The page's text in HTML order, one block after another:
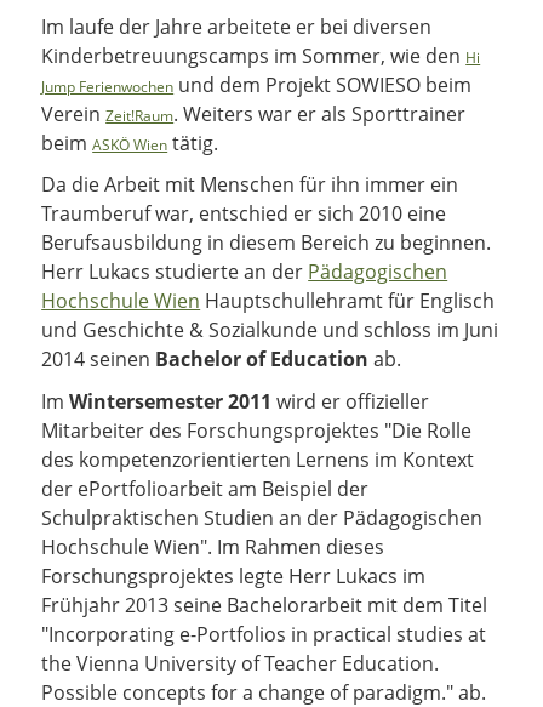
Im laufe der Jahre arbeitete er bei diversen
Kinderbetreuungscamps im Sommer, wie den Hi
Jump Ferienwochen und dem Projekt SOWIESO beim
VereinZeit!Raum. Weiters war er als Sporttrainer
beimASKÖ Wien tätig.
Da die Arbeit mit Menschen für ihn immer ein
Traumberuf war, entschied er sich 2010 eine
Berufsausbildung in diesem Bereich zu beginnen.
Herr Lukacs studierte an der Pädagogischen
Hochschule Wien Hauptschullehramt für Englisch
und Geschichte & Sozialkunde und schloss im Juni
2014 seinen Bachelor of Education ab.
ImWintersemester 2011 wird er offizieller
Mitarbeiter des Forschungsprojektes "Die Rolle
des kompetenzorientierten Lernens im Kontext
der ePortfolioarbeit am Beispiel der
Schulpraktischen Studien an der Pädagogischen
Hochschule Wien". Im Rahmen dieses
Forschungsprojektes legte Herr Lukacs im
Frühjahr 2013 seine Bachelorarbeit mit dem Titel
"Incorporating e-Portfolios in practical studies at
the Vienna University of Teacher Education.
Possible concepts for a change of paradigm." ab.